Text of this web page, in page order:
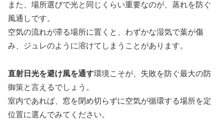
また、場所選びで光と同じくらい重要なのが、蒸れを防ぐ
風通しです。
空気の流れが滞る場所に置くと、わずかな湿気で葉が傷
み、ジュレのように溶けてしまうことがあります。
直射日光を避け風を通す環境こそが、失敗を防ぐ最大の防
御策と言えるでしょう。
室内であれば、窓を閉め切らずに空気が循環する場所を定
位置に選んでみてください。